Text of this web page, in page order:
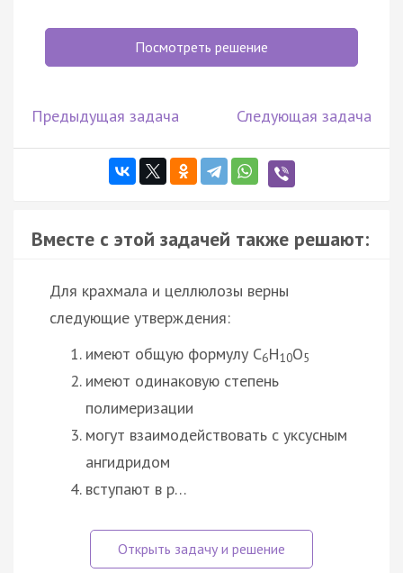
Посмотреть решение
Предыдущая задача Следующая задача
Вместе с этой задачей также решают:
Для крахмала и целлюлозы верны
следующие утверждения:
имеют общую формулу C6H10O5
имеют одинаковую степень
полимеризации
могут взаимодействовать с уксусным
ангидридом
вступают в р…